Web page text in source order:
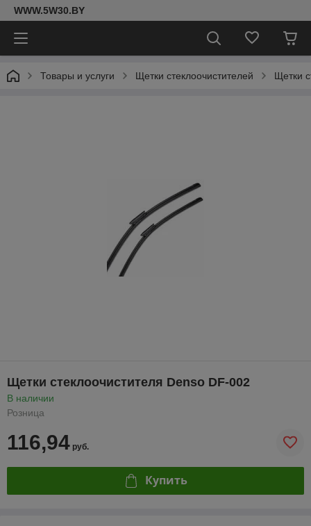
WWW.5W30.BY
Товары и услуги Щетки стеклоочистителей Щетки
Щетки стеклоочистителя Denso DF-002
В наличии
Розница
116,94 руб.
Купить